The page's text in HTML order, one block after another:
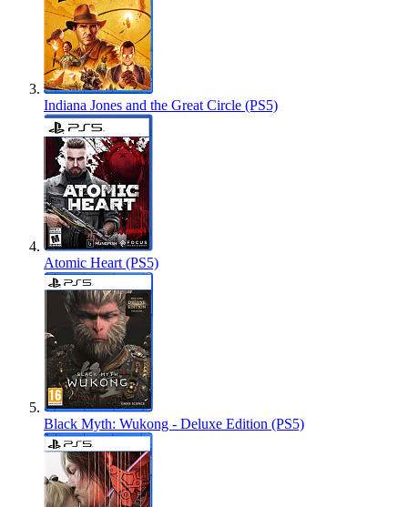
Indiana Jones and the Great Circle (PS5)
Atomic Heart (PS5)
Black Myth: Wukong - Deluxe Edition (PS5)